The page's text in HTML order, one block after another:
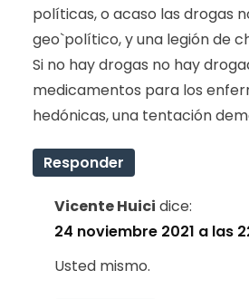
políticas, o acaso las drogas
geo`político, y una legión de
Si no hay drogas no hay
medicamentos para los
hedónicas, una tentación
Responder
Vicente Huici dice:
24 noviembre 2021 a las
Usted mismo.